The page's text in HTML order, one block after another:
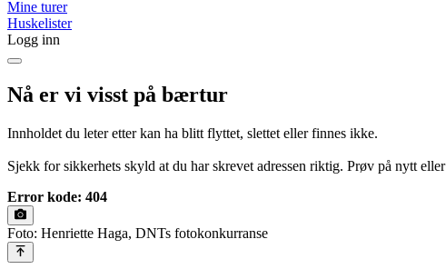
Mine turer
Huskelister
Logg inn
Nå er vi visst på bærtur
Innholdet du leter etter kan ha blitt flyttet, slettet eller finnes ikke.
Sjekk for sikkerhets skyld at du har skrevet adressen riktig. Prøv på nytt eller
Error kode: 404
Foto: Henriette Haga, DNTs fotokonkurranse